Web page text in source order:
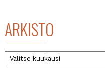
ARKISTO
Arkisto